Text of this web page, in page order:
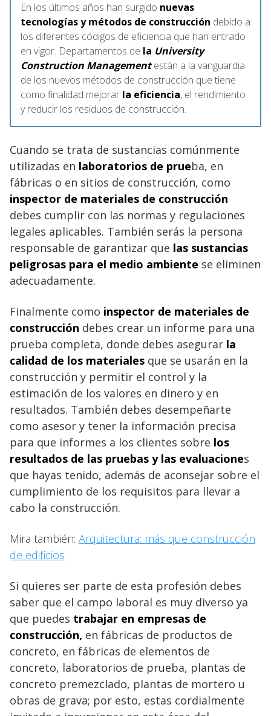
En los últimos años han surgido nuevas
tecnologías y métodos de construcción debido a
los diferentes códigos de eficiencia que han entrado
en vigor. Departamentos de la University
Construction Managementestán a la vanguardia
de los nuevos métodos de construcción que tiene
como finalidad mejorar la eficiencia, el rendimiento
y reducir los residuos de construcción.
Cuando se trata de sustancias comúnmente
utilizadas en laboratorios de prueba, en
fábricas o en sitios de construcción, como
inspector de materiales de construcción
debes cumplir con las normas y regulaciones
legales aplicables. También serás la persona
responsable de garantizar que las sustancias
peligrosas para el medio ambiente se eliminen
adecuadamente.
Finalmente como inspector de materiales de
construcción debes crear un informe para una
prueba completa, donde debes asegurar la
calidad de los materiales que se usarán en la
construcción y permitir el control y la
estimación de los valores en dinero y en
resultados. También debes desempeñarte
como asesor y tener la información precisa
para que informes a los clientes sobre los
resultados de las pruebas y las evaluaciones
que hayas tenido, además de aconsejar sobre el
cumplimiento de los requisitos para llevar a
cabo la construcción.
Mira también: Arquitectura: más que construcción
de edificios
Si quieres ser parte de esta profesión debes
saber que el campo laboral es muy diverso ya
que puedes trabajar en empresas de
construcción, en fábricas de productos de
concreto, en fábricas de elementos de
concreto, laboratorios de prueba, plantas de
concreto premezclado, plantas de mortero u
obras de grava; por esto, estas cordialmente